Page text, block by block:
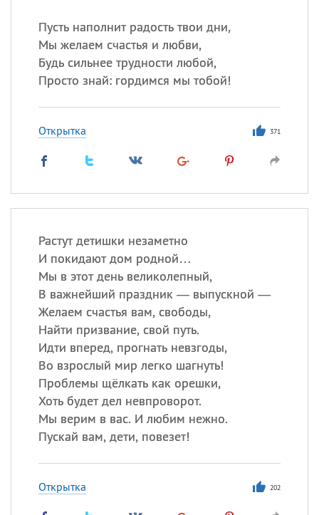
Пусть наполнит радость твои дни,
Мы желаем счастья и любви,
Будь сильнее трудности любой,
Просто знай: гордимся мы тобой!
Открытка 371
Растут детишки незаметно
И покидают дом родной…
Мы в этот день великолепный,
В важнейший праздник — выпускной —
Желаем счастья вам, свободы,
Найти призвание, свой путь.
Идти вперед, прогнать невзгоды,
Во взрослый мир легко шагнуть!
Проблемы щёлкать как орешки,
Хоть будет дел невпроворот.
Мы верим в вас. И любим нежно.
Пускай вам, дети, повезет!
Открытка 202